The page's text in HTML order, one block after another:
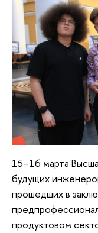
15–16 марта
будущих
прошедших в
продуктовом